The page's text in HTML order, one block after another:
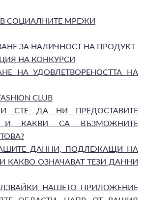
СОЦИАЛНИТЕ МРЕЖИ
ЗА НАЛИЧНОСТ НА ПРОДУКТ
НА КОНКУРСИ
НА УДОВЛЕТВОРЕНОСТТА НА
CLUB
СТЕ ДА НИ ПРЕДОСТАВИТЕ
И КАКВИ СА ВЪЗМОЖНИТЕ
ДАННИ, ПОДЛЕЖАЩИ НА
КАКВО ОЗНАЧАВАТ ТЕЗИ ДАННИ
НАШЕТО ПРИЛОЖЕНИЕ